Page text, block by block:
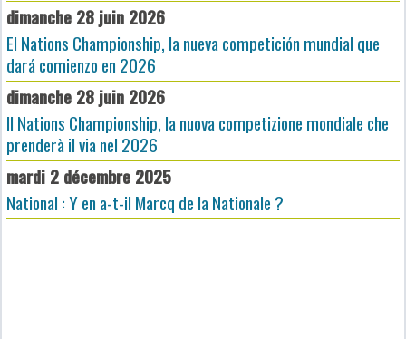
dimanche 28 juin 2026
El Nations Championship, la nueva competición mundial que
dará comienzo en 2026
dimanche 28 juin 2026
Il Nations Championship, la nuova competizione mondiale che
prenderà il via nel 2026
mardi 2 décembre 2025
National : Y en a-t-il Marcq de la Nationale ?